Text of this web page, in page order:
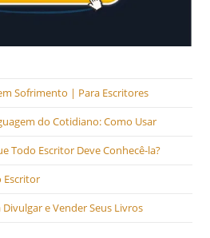
Sofrimento | Para Escritores
do Cotidiano: Como Usar
Todo Escritor Deve Conhecê-la?
Escritor
e Vender Seus Livros